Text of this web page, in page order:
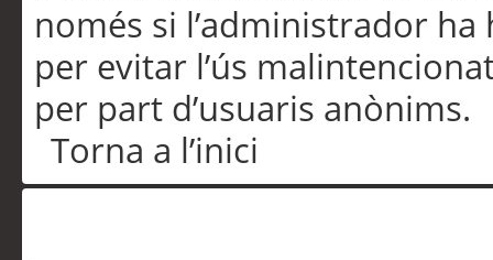
només si l’administrador
per evitar l’ús
per part d’usuaris anònims.
Torna a l’inici